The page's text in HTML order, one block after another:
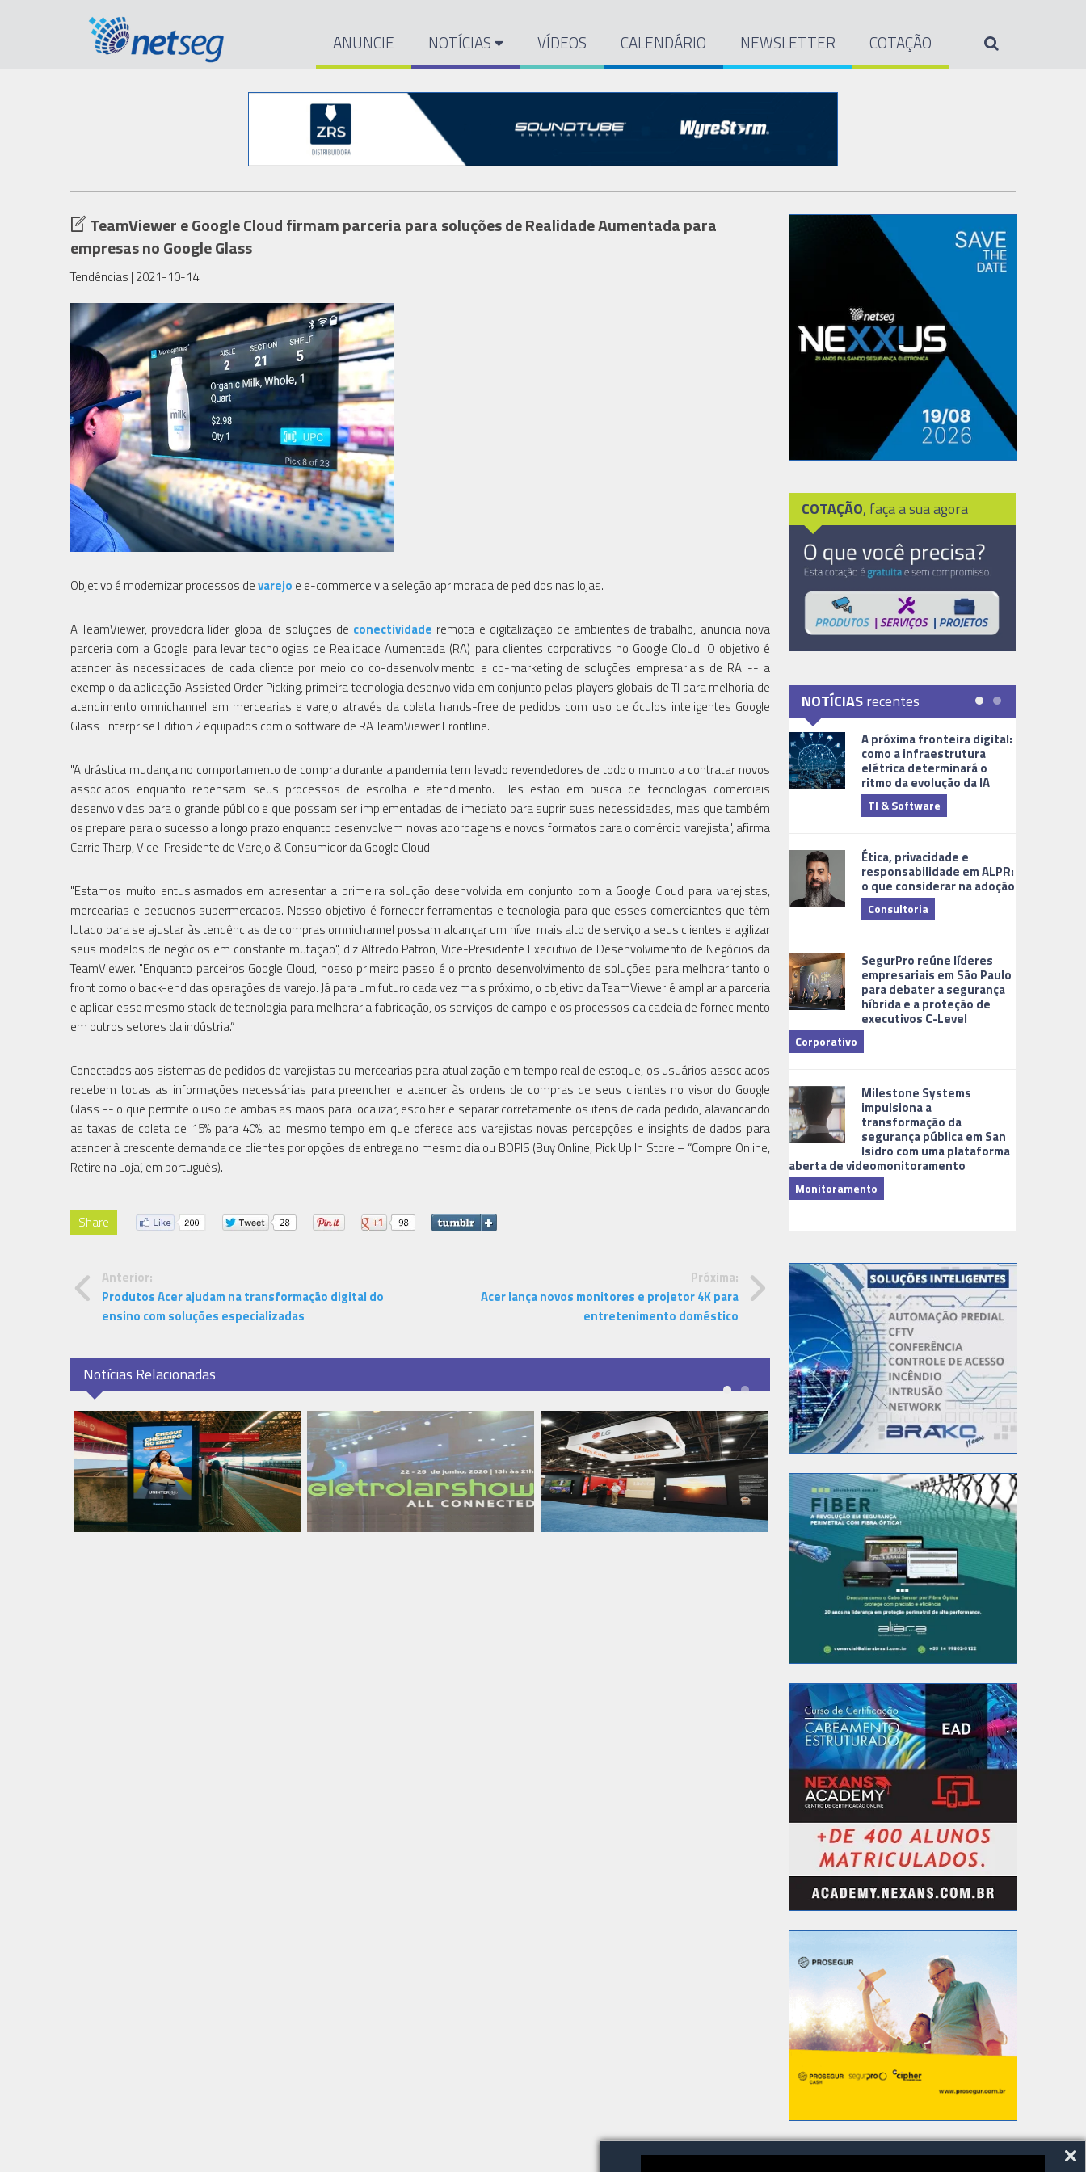
ANUNCIE NOTÍCIAS VÍDEOS CALENDÁRIO NEWSLETTER COTAÇÃO
TeamViewer e Google Cloud firmam parceria para soluções de Realidade Aumentada para
empresas no Google Glass
Tendências | 2021-10-14
Objetivo é modernizar processos devarejo e e-commerce via seleção aprimorada de pedidos nas lojas.
A TeamViewer, provedora líder global de soluções de conectividade remota e digitalização de ambientes de trabalho, anuncia nova
parceria com a Google para levar tecnologias de Realidade Aumentada (RA) para clientes corporativos no Google Cloud. O objetivo é
atender às necessidades de cada cliente por meio do co-desenvolvimento e co-marketing de soluções empresariais de RA -- a
exemplo da aplicação Assisted Order Picking, primeira tecnologia desenvolvida em conjunto pelas players globais de TI para melhoria de
atendimento omnichannel em mercearias e varejo através da coleta hands-free de pedidos com uso de óculos inteligentes Google
Glass Enterprise Edition 2 equipados com o software de RA TeamViewer Frontline.
"A drástica mudança no comportamento de compra durante a pandemia tem levado revendedores de todo o mundo a contratar novos
associados enquanto repensam seus processos de escolha e atendimento. Eles estão em busca de tecnologias comerciais
desenvolvidas para o grande público e que possam ser implementadas de imediato para suprir suas necessidades, mas que também
os prepare para o sucesso a longo prazo enquanto desenvolvem novas abordagens e novos formatos para o comércio varejista", afirma
Carrie Tharp, Vice-Presidente de Varejo & Consumidor da Google Cloud.
"Estamos muito entusiasmados em apresentar a primeira solução desenvolvida em conjunto com a Google Cloud para varejistas,
mercearias e pequenos supermercados. Nosso objetivo é fornecer ferramentas e tecnologia para que esses comerciantes que têm
lutado para se ajustar às tendências de compras omnichannel possam alcançar um nível mais alto de serviço a seus clientes e agilizar
seus modelos de negócios em constante mutação", diz Alfredo Patron, Vice-Presidente Executivo de Desenvolvimento de Negócios da
TeamViewer. "Enquanto parceiros Google Cloud, nosso primeiro passo é o pronto desenvolvimento de soluções para melhorar tanto o
front como o back-end das operações de varejo. Já para um futuro cada vez mais próximo, o objetivo da TeamViewer é ampliar a parceria
e aplicar esse mesmo stack de tecnologia para melhorar a fabricação, os serviços de campo e os processos da cadeia de fornecimento
em outros setores da indústria.”
Conectados aos sistemas de pedidos de varejistas ou mercearias para atualização em tempo real de estoque, os usuários associados
recebem todas as informações necessárias para preencher e atender às ordens de compras de seus clientes no visor do Google
Glass -- o que permite o uso de ambas as mãos para localizar, escolher e separar corretamente os itens de cada pedido, alavancando
as taxas de coleta de 15% para 40%, ao mesmo tempo em que oferece aos varejistas novas percepções e insights de dados para
atender à crescente demanda de clientes por opções de entrega no mesmo dia ou BOPIS (Buy Online, Pick Up In Store – “Compre Online,
Retire na Loja’, em português).
Share
Anterior:
Produtos Acer ajudam na transformação digital do
ensino com soluções especializadas
Próxima:
Acer lança novos monitores e projetor 4K para
entretenimento doméstico
Notícias Relacionadas
COTAÇÃO, faça a sua agora
NOTÍCIASrecentes
A próxima fronteira digital:
como a infraestrutura
elétrica determinará o
ritmo da evolução da IA
TI & Software
Ética, privacidade e
responsabilidade em ALPR:
o que considerar na adoção
Consultoria
SegurPro reúne líderes
empresariais em São Paulo
para debater a segurança
híbrida e a proteção de
executivos C-Level
Corporativo
Milestone Systems
impulsiona a
transformação da
segurança pública em San
Isidro com uma plataforma
aberta de videomonitoramento
Monitoramento